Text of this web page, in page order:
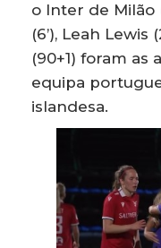
o Inter de Milão
(6’), Leah Lewis
(90+1) foram as
equipa
islandesa.